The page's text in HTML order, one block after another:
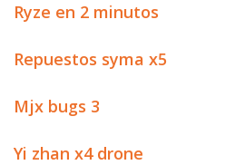
Ryze en 2 minutos
Repuestos syma x5
Mjx bugs 3
Yi zhan x4 drone